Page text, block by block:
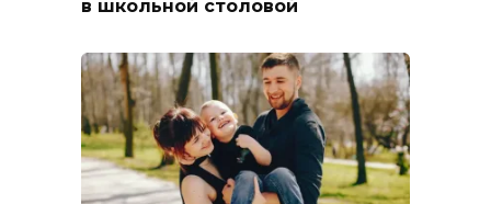
в школьной столовой